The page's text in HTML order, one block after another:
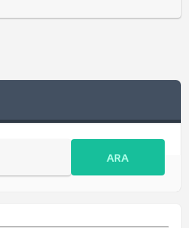
ARA